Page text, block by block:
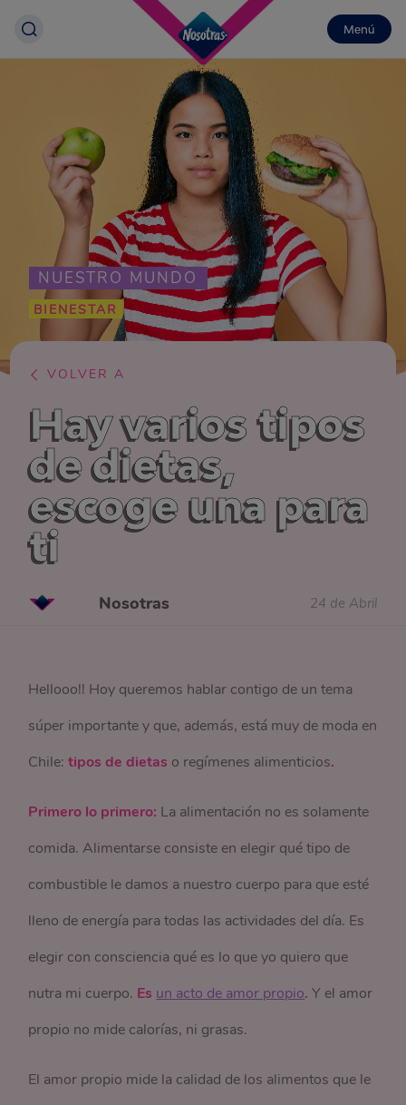
Menú
NUESTRO MUNDO
BIENESTAR
VOLVER A
Hay varios tipos
de dietas,
escoge una para
ti
Nosotras 24 de Abril
Hellooo!! Hoy queremos hablar contigo de un tema
súper importante y que, además, está muy de moda en
Chile: tipos de dietas o regímenes alimenticios.
Primero lo primero: La alimentación no es solamente
comida. Alimentarse consiste en elegir qué tipo de
combustible le damos a nuestro cuerpo para que esté
lleno de energía para todas las actividades del día. Es
elegir con consciencia qué es lo que yo quiero que
nutra mi cuerpo. Es un acto de amor propio. Y el amor
propio no mide calorías, ni grasas.
El amor propio mide la calidad de los alimentos que le